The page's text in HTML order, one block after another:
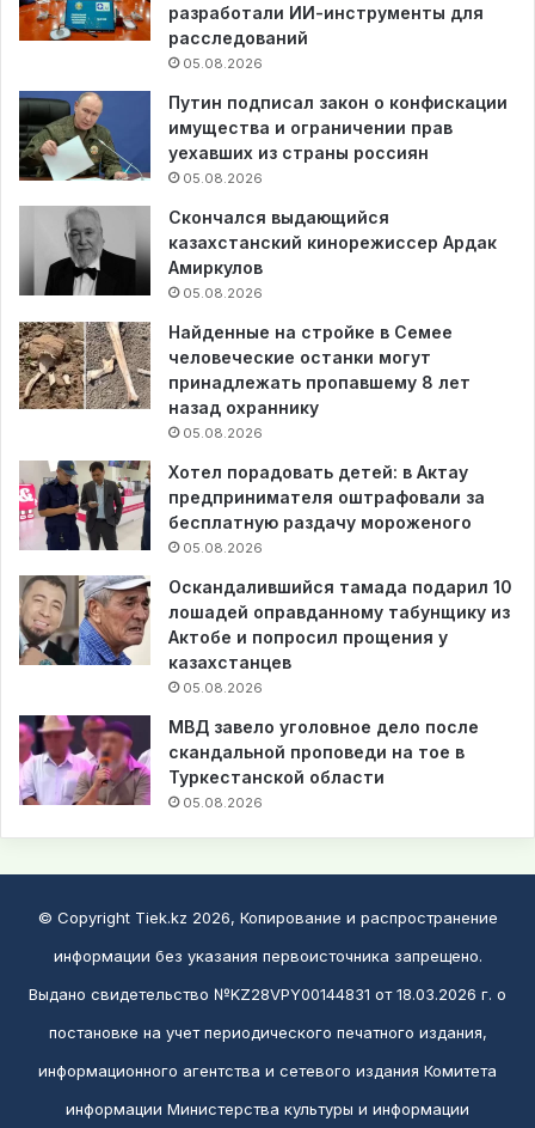
разработали ИИ-инструменты для
расследований
05.08.2026
Путин подписал закон о конфискации
имущества и ограничении прав
уехавших из страны россиян
05.08.2026
Скончался выдающийся
казахстанский кинорежиссер Ардак
Амиркулов
05.08.2026
Найденные на стройке в Семее
человеческие останки могут
принадлежать пропавшему 8 лет
назад охраннику
05.08.2026
Хотел порадовать детей: в Актау
предпринимателя оштрафовали за
бесплатную раздачу мороженого
05.08.2026
Оскандалившийся тамада подарил 10
лошадей оправданному табунщику из
Актобе и попросил прощения у
казахстанцев
05.08.2026
МВД завело уголовное дело после
скандальной проповеди на тое в
Туркестанской области
05.08.2026
© Copyright Tiek.kz 2026, Копирование и распространение
информации без указания первоисточника запрещено.
Выдано свидетельство №KZ28VPY00144831 от 18.03.2026 г. о
постановке на учет периодического печатного издания,
информационного агентства и сетевого издания Комитета
информации Министерства культуры и информации